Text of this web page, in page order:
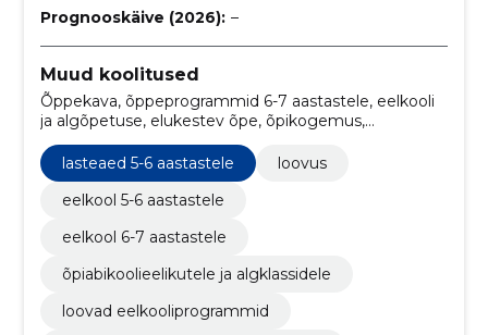
Prognooskäive (2026): –
Muud koolitused
Õppekava, õppeprogrammid 6-7 aastastele, eelkooli
ja algõpetuse, elukestev õpe, õpikogemus,
eelkooliharidus, hariduskeskkond, kognitiivne areng,
arvutamise alused, kirjaoskuse arendamine
lasteaed 5-6 aastastele
loovus
eelkool 5-6 aastastele
eelkool 6-7 aastastele
õpiabikoolieelikutele ja algklassidele
loovad eelkooliprogrammid